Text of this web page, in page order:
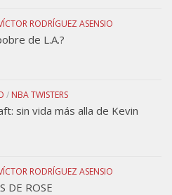
RODRÍGUEZ ASENSIO
de L.A.?
/ NBA TWISTERS
sin vida más alla de Kevin
RODRÍGUEZ ASENSIO
DE ROSE